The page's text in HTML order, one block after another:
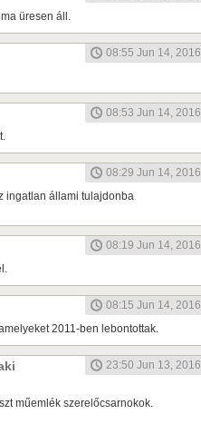
üresen áll.
08:55 Jun 14, 2016
08:53 Jun 14, 2016
08:29 Jun 14, 2016
ingatlan állami tulajdonba
08:19 Jun 14, 2016
08:15 Jun 14, 2016
2011-ben lebontottak.
23:50 Jun 13, 2016
műemlék szerelőcsarnokok.